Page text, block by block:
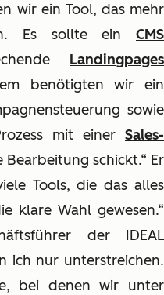
wir ein Tool, das mehr
Es sollte ein CMS
Landingpages
benötigten wir ein
sowie
mit einer Sales-
Bearbeitung schickt.“ Er
Tools, die das alles
klare Wahl gewesen.“
der IDEAL
ich nur unterstreichen.
bei denen wir unter